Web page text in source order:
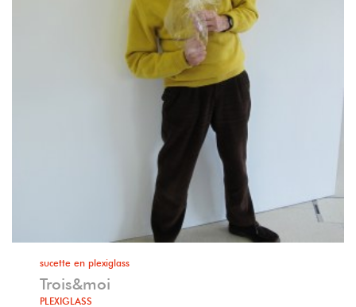
sucette en plexiglass
Trois&moi
PLEXIGLASS